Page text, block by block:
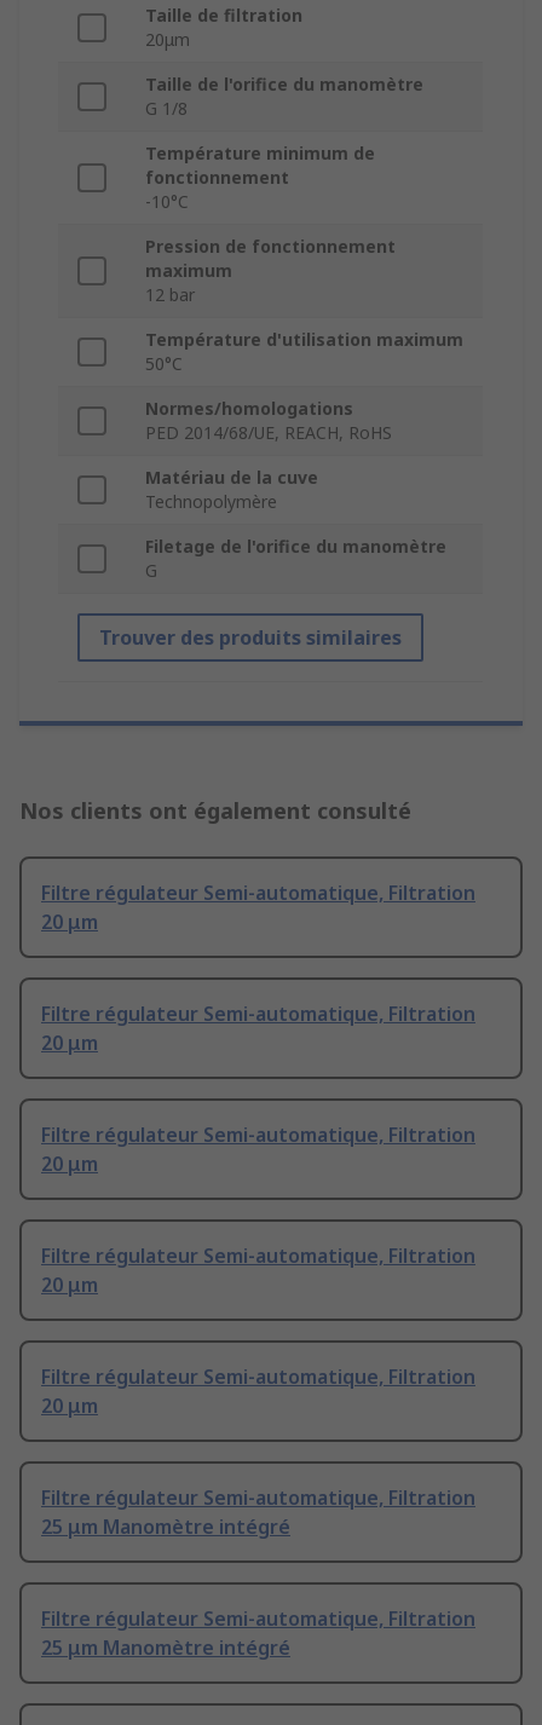
Taille de filtration
20μm
Taille de l'orifice du manomètre
G 1/8
Température minimum de
fonctionnement
-10°C
Pression de fonctionnement
maximum
12 bar
Température d'utilisation maximum
50°C
Normes/homologations
PED 2014/68/UE, REACH, RoHS
Matériau de la cuve
Technopolymère
Filetage de l'orifice du manomètre
G
Trouver des produits similaires
Nos clients ont également consulté
Filtre régulateur Semi-automatique, Filtration
20 μm
Filtre régulateur Semi-automatique, Filtration
20 μm
Filtre régulateur Semi-automatique, Filtration
20 μm
Filtre régulateur Semi-automatique, Filtration
20 μm
Filtre régulateur Semi-automatique, Filtration
20 μm
Filtre régulateur Semi-automatique, Filtration
25 μm Manomètre intégré
Filtre régulateur Semi-automatique, Filtration
25 μm Manomètre intégré